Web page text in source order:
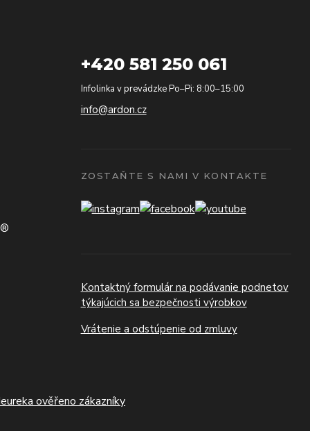
+420 581 250 061
Infolinka v prevádzke Po–Pi: 8:00–15:00
info@ardon.cz
ZOSTAŇTE S NAMI V KONTAKTE
Kontaktný formulár na podávanie podnetov
týkajúcich sa bezpečnosti výrobkov
Vrátenie a odstúpenie od zmluvy